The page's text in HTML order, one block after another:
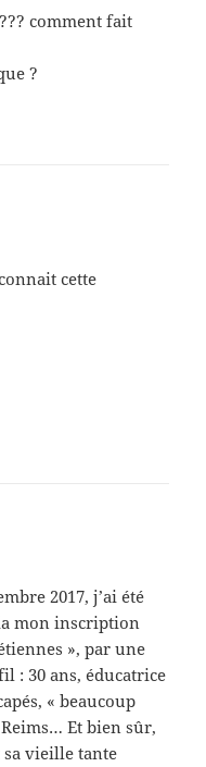
comment fait
?
cette
2017, j’ai été
mon inscription
», par une
: 30 ans, éducatrice
« beaucoup
Et bien sûr,
vieille tante